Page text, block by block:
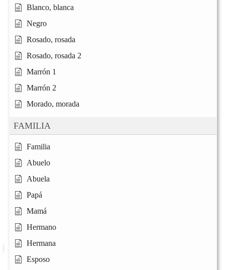
Blanco, blanca
Negro
Rosado, rosada
Rosado, rosada 2
Marrón 1
Marrón 2
Morado, morada
FAMILIA
Familia
Abuelo
Abuela
Papá
Mamá
Hermano
Hermana
Esposo